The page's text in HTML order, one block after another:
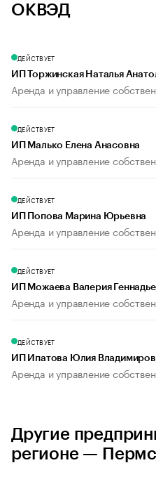
ОКВЭД
ДЕЙСТВУЕТ
ИП Торжинская Наталья
Аренда и управление
ДЕЙСТВУЕТ
ИП Малько Елена Анасовна
Аренда и управление
ДЕЙСТВУЕТ
ИП Попова Марина Юрьевна
Аренда и управление
ДЕЙСТВУЕТ
ИП Можаева Валерия
Аренда и управление
ДЕЙСТВУЕТ
ИП Ипатова Юлия
Аренда и управление
Другие
регионе —